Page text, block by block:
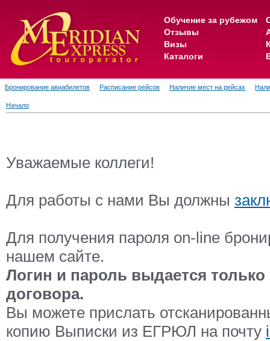
Обучение за рубежом
Отзывы
Визы
Каталоги
Бронирование авиабилетов Расписание рейсов Наличие мест на рейсах
Начало
Уважаемые коллеги!
Для работы с нами Вы должны
Для получения пароля on-line
нашем сайте.
Логин и пароль выдается
договора.
Вы можете прислать
копию Выписки из ЕГРЮЛ на почту